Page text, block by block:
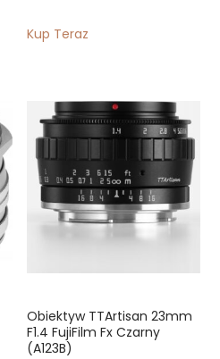
Kup Teraz
Obiektyw TTArtisan 23mm
F1.4 FujiFilm Fx Czarny
(A123B)